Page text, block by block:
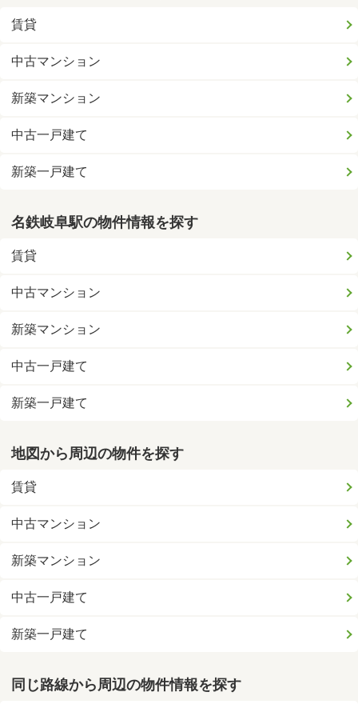
賃貸
中古マンション
新築マンション
中古一戸建て
新築一戸建て
名鉄岐阜駅の物件情報を探す
賃貸
中古マンション
新築マンション
中古一戸建て
新築一戸建て
地図から周辺の物件を探す
賃貸
中古マンション
新築マンション
中古一戸建て
新築一戸建て
同じ路線から周辺の物件情報を探す